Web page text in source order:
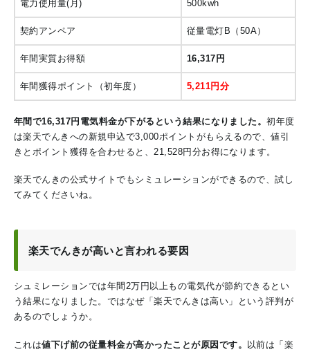
電力使用量(月) 500kwh
契約アンペア 従量電灯B（50A）
年間実質お得額 16,317円
年間獲得ポイント（初年度） 5,211円分
年間で16,317円電気料金が下がるという結果になりました。初年度
は楽天でんきへの新規申込で3,000ポイントがもらえるので、値引
きとポイント獲得を合わせると、21,528円分お得になります。
楽天でんきの公式サイトでもシミュレーションができるので、試し
てみてくださいね。
楽天でんきが高いと言われる要因
シュミレーションでは年間2万円以上もの電気代が節約できるとい
う結果になりました。ではなぜ「楽天でんきは高い」という評判が
あるのでしょうか。
これは値下げ前の従量料金が高かったことが原因です。
以前は「楽